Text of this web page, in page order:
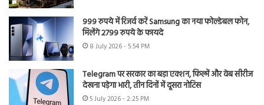
999 रुपये में रिजर्व करें Samsung का नया फोल्डेबल फोन,
मिलेंगे 2799 रुपये के फायदे
8 July 2026 - 5:54 PM
Telegram पर सरकार का बड़ा एक्शन, फिल्में और वेब सीरीज
देखना पड़ेगा भारी, तीन दिनों में दूसरा नोटिस
5 July 2026 - 2:25 PM